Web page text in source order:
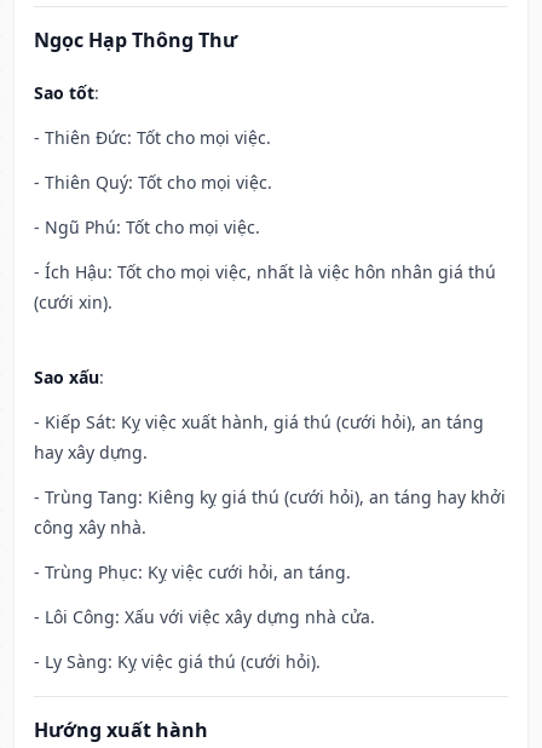
Ngọc Hạp Thông Thư
Sao tốt:
- Thiên Đức: Tốt cho mọi việc.
- Thiên Quý: Tốt cho mọi việc.
- Ngũ Phú: Tốt cho mọi việc.
- Ích Hậu: Tốt cho mọi việc, nhất là việc hôn nhân giá thú
(cưới xin).
Sao xấu:
- Kiếp Sát: Kỵ việc xuất hành, giá thú (cưới hỏi), an táng
hay xây dựng.
- Trùng Tang: Kiêng kỵ giá thú (cưới hỏi), an táng hay khởi
công xây nhà.
- Trùng Phục: Kỵ việc cưới hỏi, an táng.
- Lôi Công: Xấu với việc xây dựng nhà cửa.
- Ly Sàng: Kỵ việc giá thú (cưới hỏi).
Hướng xuất hành